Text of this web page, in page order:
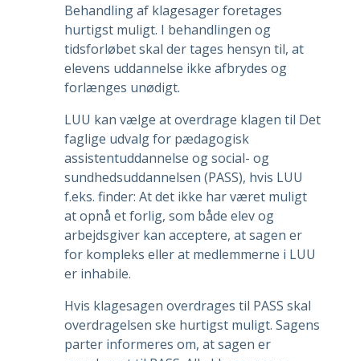
Behandling af klagesager foretages
hurtigst muligt. I behandlingen og
tidsforløbet skal der tages hensyn til, at
elevens uddannelse ikke afbrydes og
forlænges unødigt.
LUU kan vælge at overdrage klagen til Det
faglige udvalg for pædagogisk
assistentuddannelse og social- og
sundhedsuddannelsen (PASS), hvis LUU
f.eks. finder: At det ikke har været muligt
at opnå et forlig, som både elev og
arbejdsgiver kan acceptere, at sagen er
for kompleks eller at medlemmerne i LUU
er inhabile.
Hvis klagesagen overdrages til PASS skal
overdragelsen ske hurtigst muligt. Sagens
parter informeres om, at sagen er